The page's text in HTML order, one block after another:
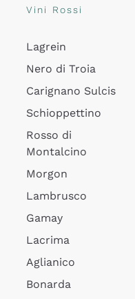
Vini Rossi
Lagrein
Nero di Troia
Carignano Sulcis
Schioppettino
Rosso di
Montalcino
Morgon
Lambrusco
Gamay
Lacrima
Aglianico
Bonarda